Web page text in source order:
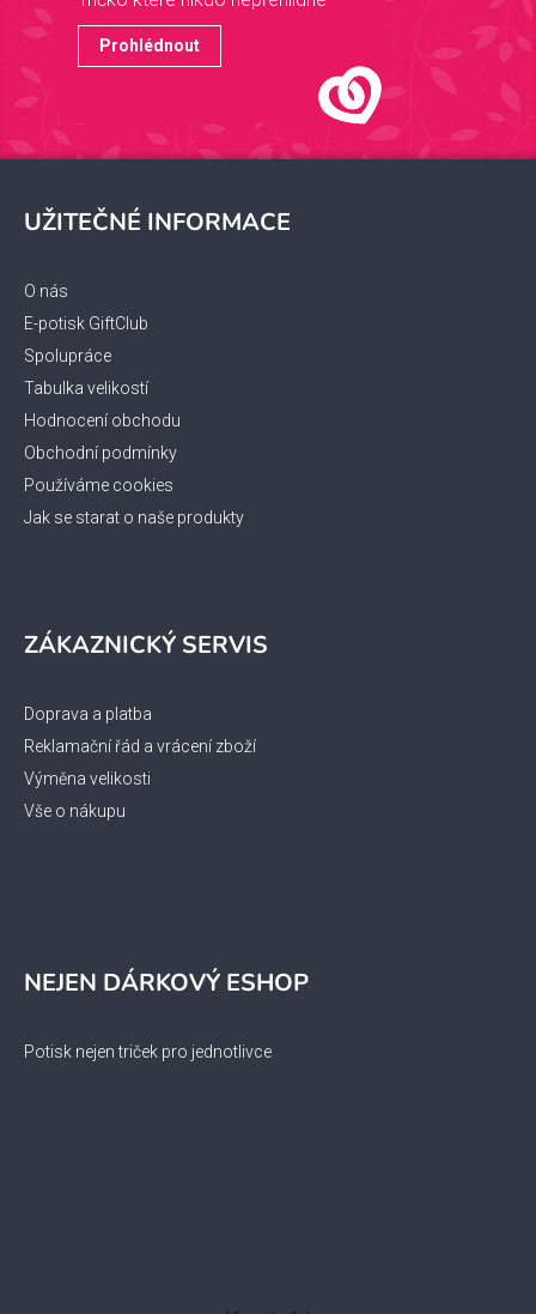
Prohlédnout
UŽITEČNÉ INFORMACE
O nás
E-potisk GiftClub
Spolupráce
Tabulka velikostí
Hodnocení obchodu
Obchodní podmínky
Používáme cookies
Jak se starat o naše produkty
ZÁKAZNICKÝ SERVIS
Doprava a platba
Reklamační řád a vrácení zboží
Výměna velikosti
Vše o nákupu
NEJEN DÁRKOVÝ ESHOP
Potisk nejen triček pro jednotlivce